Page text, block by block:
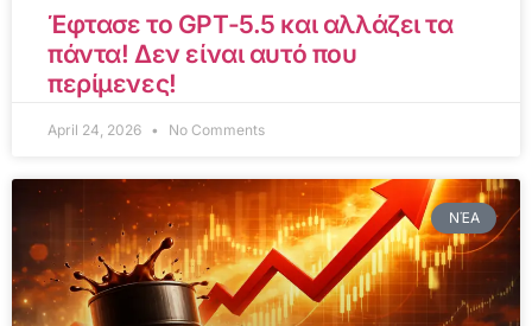
Έφτασε το GPT-5.5 και αλλάζει τα
πάντα! Δεν είναι αυτό που
περίμενες!
April 24, 2026 No Comments
ΝΈΑ